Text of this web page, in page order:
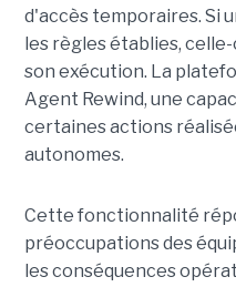
d'accès temporaires. Si
les règles établies,
son exécution. La
Agent Rewind, une
certaines actions
autonomes.
Cette fonctionnalité
préoccupations des
les conséquences